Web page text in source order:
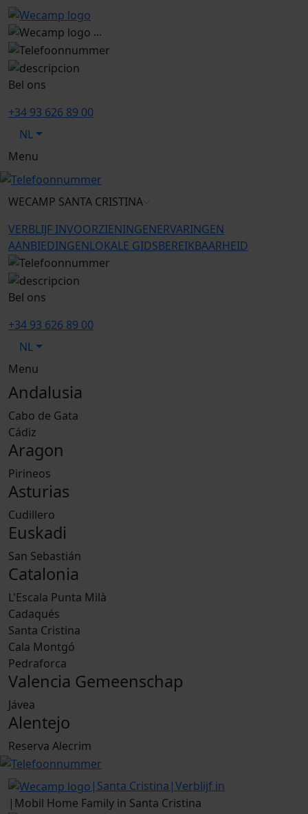
...
Bel ons
+34 93 626 89 00
NL
Menu
WECAMP SANTA CRISTINA
VERBLIJF INVOORZIENINGENERVARINGEN
AANBIEDINGENLOKALE GIDSBEREIKBAARHEID
Bel ons
+34 93 626 89 00
NL
Menu
Andalusia
Cabo de Gata
Cádiz
Aragon
Pirineos
Asturias
Cudillero
Euskadi
San Sebastián
Catalonia
L'Escala Punta Milà
Cadaqués
Santa Cristina
Cala Montgó
Pedraforca
Valencia Gemeenschap
Jávea
Alentejo
Reserva Alecrim
| Santa Cristina |Verblijf in
| Mobil Home Family in Santa Cristina